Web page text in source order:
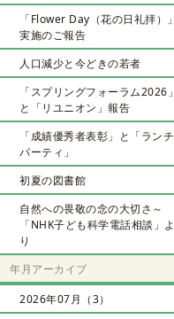
「Flower Day（花の日礼拝）」
実施のご報告
人口減少と今どきの若者
「スプリングフォーラム2026」
と「リユニオン」報告
「成績優秀者表彰」と「ランチ
パーティ」
初夏の図書館
自然への畏敬の念の大切さ～
「NHK子ども科学電話相談」よ
り
年月アーカイブ
2026年07月（3）